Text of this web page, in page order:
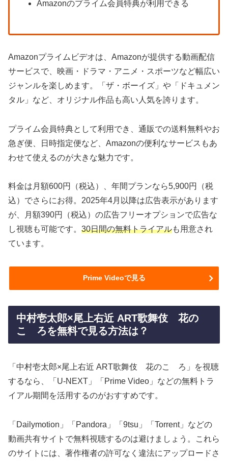
Amazonのプライム会員特典が利用できる
Amazonプライムビデオは、Amazonが提供する動画配信
サービスで、映画・ドラマ・アニメ・スポーツなど幅広い
ジャンルを楽しめます。「ザ・ボーイズ」や「ドキュメン
タル」など、オリジナル作品も高い人気を誇ります。
プライム会員特典として利用でき、通販での送料無料やお
急ぎ便、日時指定便など、Amazonの便利なサービスもあ
わせて使えるのが大きな魅力です。
料金は月額600円（税込）、年間プランなら5,900円（税
込）でさらにお得。2025年4月以降は広告表示があります
が、月額390円（税込）の広告フリーオプションで広告な
し視聴も可能です。 30日間の無料トライアルも用意され
ています。
Prime Videoで見る
中村壱太郎×尾上右近 ART歌舞伎 花の
こゝろを無料で見る方法は？
「中村壱太郎×尾上右近 ART歌舞伎 花のこゝろ」を視聴
するなら、「U-NEXT」「Prime Video」などの無料トラ
イアル期間を活用するのがおすすめです。
「Dailymotion」「Pandora」「9tsu」「Torrent」などの
動画共有サイトで無料視聴するのは避けましょう。これら
のサイトには、著作権者の許可なく違法にアップロードさ